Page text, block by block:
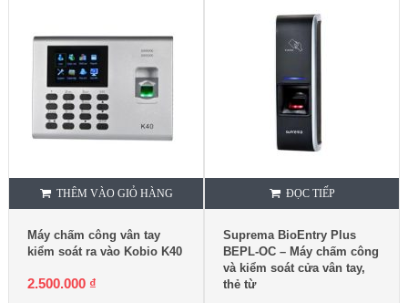
THÊM VÀO GIỎ HÀNG
Máy chấm công vân tay
kiểm soát ra vào Kobio K40
2.500.000 ₫
ĐỌC TIẾP
Suprema BioEntry Plus
BEPL-OC – Máy chấm công
và kiểm soát cửa vân tay,
thẻ từ